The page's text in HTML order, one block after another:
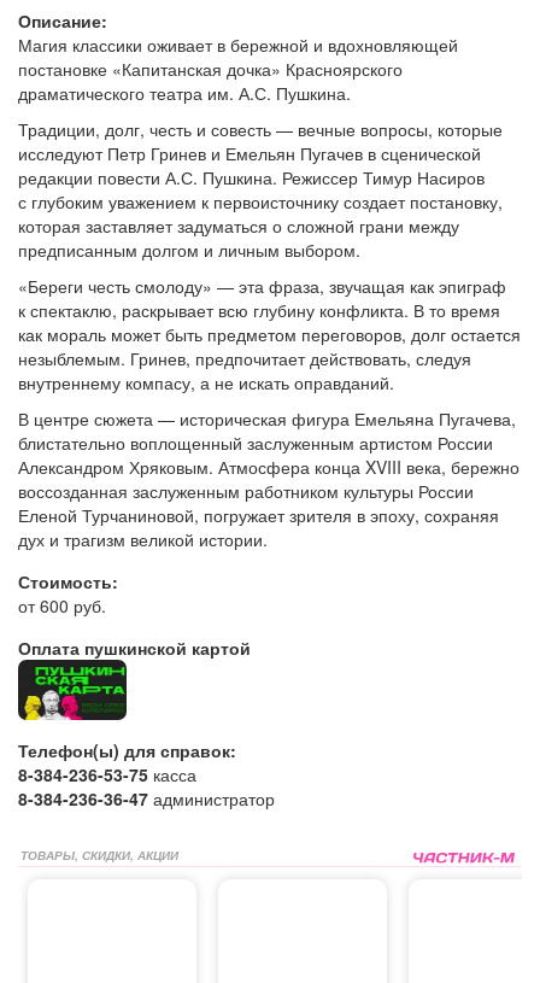
Описание:
Магия классики оживает в бережной и вдохновляющей
постановке «Капитанская дочка» Красноярского
драматического театра им. А.С. Пушкина.
Традиции, долг, честь и совесть — вечные вопросы, которые
исследуют Петр Гринев и Емельян Пугачев в сценической
редакции повести А.С. Пушкина. Режиссер Тимур Насиров
с глубоким уважением к первоисточнику создает постановку,
которая заставляет задуматься о сложной грани между
предписанным долгом и личным выбором.
«Береги честь смолоду» — эта фраза, звучащая как эпиграф
к спектаклю, раскрывает всю глубину конфликта. В то время
как мораль может быть предметом переговоров, долг остается
незыблемым. Гринев, предпочитает действовать, следуя
внутреннему компасу, а не искать оправданий.
В центре сюжета — историческая фигура Емельяна Пугачева,
блистательно воплощенный заслуженным артистом России
Александром Хряковым. Атмосфера конца XVIII века, бережно
воссозданная заслуженным работником культуры России
Еленой Турчаниновой, погружает зрителя в эпоху, сохраняя
дух и трагизм великой истории.
Стоимость:
от 600 руб.
Оплата пушкинской картой
Телефон(ы) для справок:
8-384-236-53-75 касса
8-384-236-36-47 администратор
ТОВАРЫ, СКИДКИ, АКЦИИ